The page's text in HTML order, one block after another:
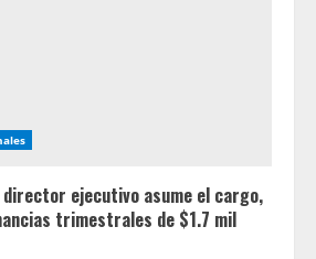
ejecutivo asume el cargo,
trimestrales de $1.7 mil